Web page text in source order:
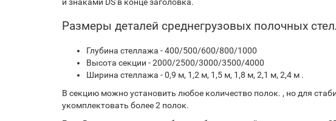
Размеры деталей среднегрузовых полочных
Глубина стеллажа - 400/500/600/800/1000
Высота секции - 2000/2500/3000/3500/4000
Ширина стеллажа - 0,9 м, 1,2 м, 1,5 м, 1,8 м, 2,1 м, 2,4 м .
В секцию можно установить любое количество полок. , но для
укомплектовать более 2 полок.